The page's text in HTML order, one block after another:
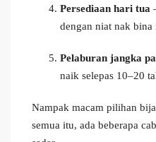
Persediaan hari tua
dengan niat nak bina
Pelaburan jangka
naik selepas 10–20
Nampak macam pilihan
semua itu, ada beberapa